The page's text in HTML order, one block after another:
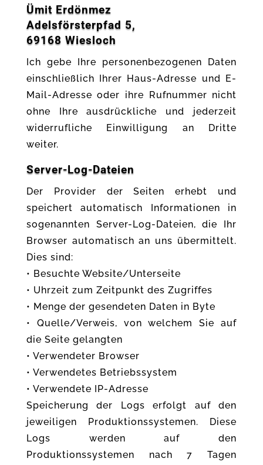
Ümit Erdönmez
Adelsförsterpfad 5,
69168 Wiesloch
Ich gebe Ihre personenbezogenen Daten
einschließlich Ihrer Haus-Adresse und E-
Mail-Adresse oder ihre Rufnummer nicht
ohne Ihre ausdrückliche und jederzeit
widerrufliche Einwilligung an Dritte
weiter.
Server-Log-Dateien
Der Provider der Seiten erhebt und
speichert automatisch Informationen in
sogenannten Server-Log-Dateien, die Ihr
Browser automatisch an uns übermittelt.
Dies sind:
• Besuchte Website/Unterseite
• Uhrzeit zum Zeitpunkt des Zugriffes
• Menge der gesendeten Daten in Byte
• Quelle/Verweis, von welchem Sie auf
die Seite gelangten
• Verwendeter Browser
• Verwendetes Betriebssystem
• Verwendete IP-Adresse
Speicherung der Logs erfolgt auf den
jeweiligen Produktionssystemen. Diese
Logs werden auf den
Produktionssystemen nach 7 Tagen